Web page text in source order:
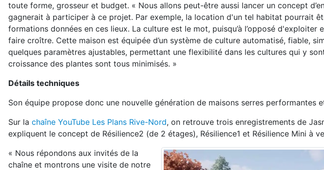
toute forme, grosseur et budget. « Nous allons peut-être aussi lancer un concept
gagnerait à participer à ce projet. Par exemple, la location d'un tel habitat pourrait
formations données en ces lieux. La culture est le mot, puisqu’à l’opposé d'exploiter
faire croître. Cette maison est équipée d’un système de culture automatisé, fiable,
quelques paramètres ajustables, permettant une flexibilité dans les cultures qui y
croissance des plantes sont tous minimisés. »
Détails techniques
Son équipe propose donc une nouvelle génération de maisons serres performantes
Sur la chaîne YouTube Les Plans Rive-Nord, on retrouve trois enregistrements de
expliquent le concept de Résilience2 (de 2 étages), Résilience1 et Résilience Mini à
« Nous répondons aux invités de la
chaîne et montrons une visite de notre